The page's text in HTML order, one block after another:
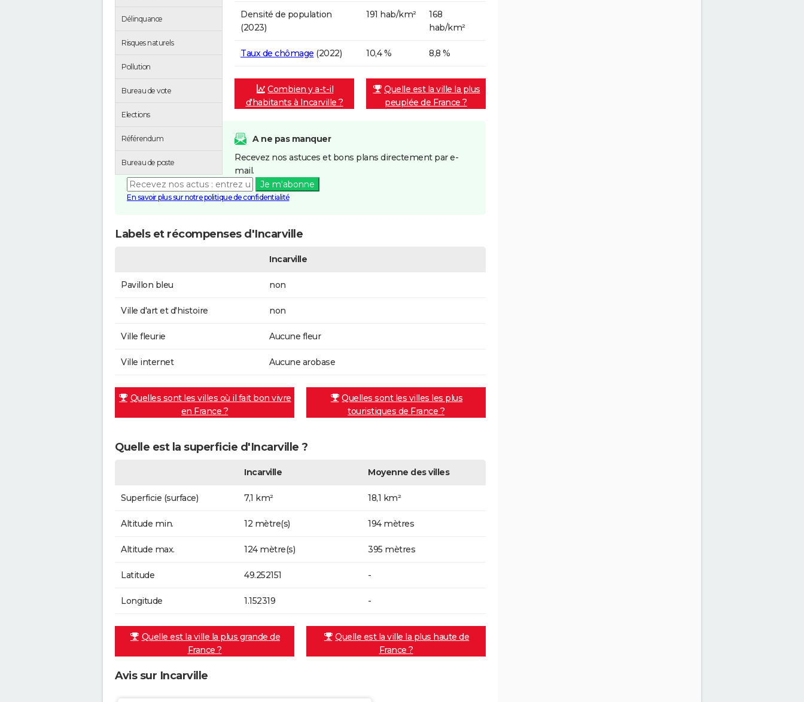
Délinquance
Risques naturels
Pollution
Bureau de vote
Elections
Référendum
Bureau de poste
Densité de population
(2023)
191 hab/km²
168
hab/km²
Taux de chômage (2022) 10,4 % 8,8 %
Combien y a-t-il
d'habitants à Incarville ?
Quelle est la ville la plus
peuplée de France ?
A ne pas manquer
Recevez nos astuces et bons plans directement par e-
mail.
Je m'abonne
En savoir plus sur notre politique de confidentialité
Labels et récompenses d'Incarville
Incarville
Pavillon bleu non
Ville d'art et d'histoire non
Ville fleurie Aucune fleur
Ville internet Aucune arobase
Quelles sont les villes où il fait bon vivre
en France ?
Quelles sont les villes les plus
touristiques de France ?
Quelle est la superficie d'Incarville ?
Incarville Moyenne des villes
Superficie (surface) 7,1 km² 18,1 km²
Altitude min. 12 mètre(s) 194 mètres
Altitude max. 124 mètre(s) 395 mètres
Latitude 49.252151 -
Longitude 1.152319 -
Quelle est la ville la plus grande de
France ?
Quelle est la ville la plus haute de
France ?
Avis sur Incarville